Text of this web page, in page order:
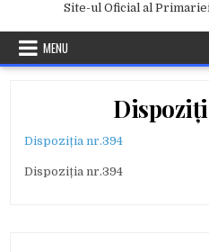
Site-ul Oficial al
MENU
Dispoziția nr.394
Dispoziția nr.394